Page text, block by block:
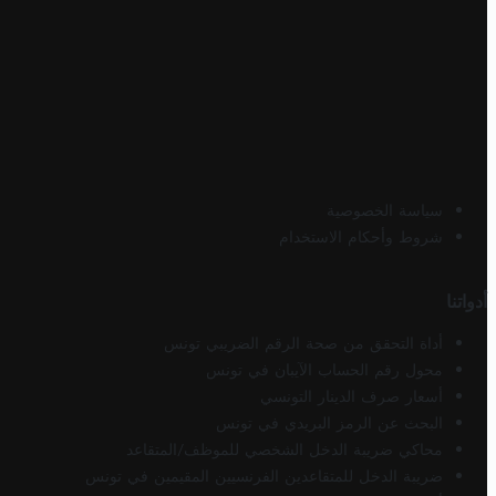
سياسة الخصوصية
شروط وأحكام الاستخدام
أدواتنا
أداة التحقق من صحة الرقم الضريبي تونس
محول رقم الحساب الآيبان في تونس
أسعار صرف الدينار التونسي
البحث عن الرمز البريدي في تونس
محاكي ضريبة الدخل الشخصي للموظف/المتقاعد
ضريبة الدخل للمتقاعدين الفرنسيين المقيمين في تونس